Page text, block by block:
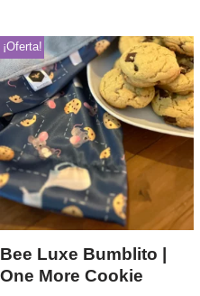
¡Oferta!
Bee Luxe Bumblito |
One More Cookie